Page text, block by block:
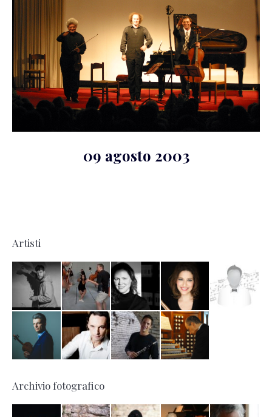
09 agosto 2003
Artisti
Archivio fotografico